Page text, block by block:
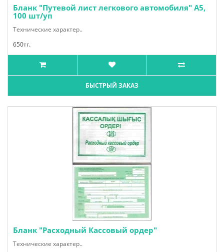
Бланк "Путевой лист легкового автомобиля" А5,
100 шт/уп
Технические характер..
650тг.
БЫСТРЫЙ ЗАКАЗ
Бланк "Расходный Кассовый ордер"
Технические характер..